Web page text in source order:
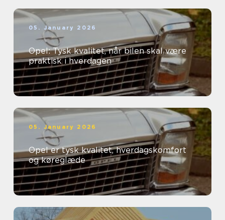
05. January 2026
Opel: Tysk kvalitet, når bilen skal være
praktisk i hverdagen
05. January 2026
Opel er tysk kvalitet, hverdagskomfort
og køreglæde